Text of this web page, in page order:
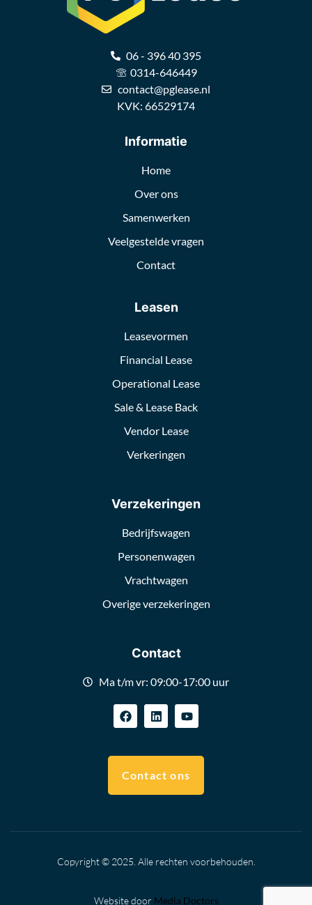
06 - 396 40 395
0314-646449
contact@pglease.nl
KVK: 66529174
Informatie
Home
Over ons
Samenwerken
Veelgestelde vragen
Contact
Leasen
Leasevormen
Financial Lease
Operational Lease
Sale & Lease Back
Vendor Lease
Verkeringen
Verzekeringen
Bedrijfswagen
Personenwagen
Vrachtwagen
Overige verzekeringen
Contact
Ma t/m vr: 09:00-17:00 uur
Contact ons
Copyright © 2025. Alle rechten voorbehouden.
Website door Media Doctors